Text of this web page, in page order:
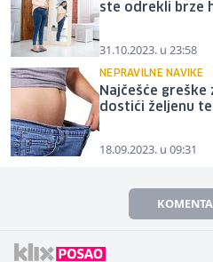
ste odrekli brze
31.10.2023. u 23:58
NEPRAVILNE NAVIKE
Najčešće
dostići željenu
18.09.2023. u 09:31